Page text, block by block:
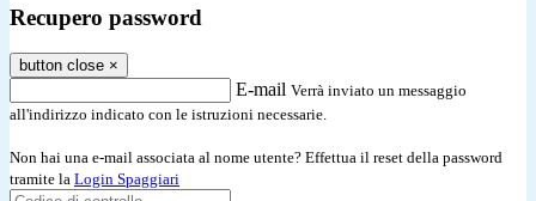
Recupero password
button close ×
E-mail Verrà inviato un messaggio
all'indirizzo indicato con le istruzioni necessarie.
Non hai una e-mail associata al nome utente? Effettua il reset della password
tramite la Login Spaggiari